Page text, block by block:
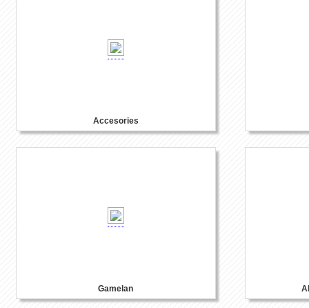
Accesories
Gamelan